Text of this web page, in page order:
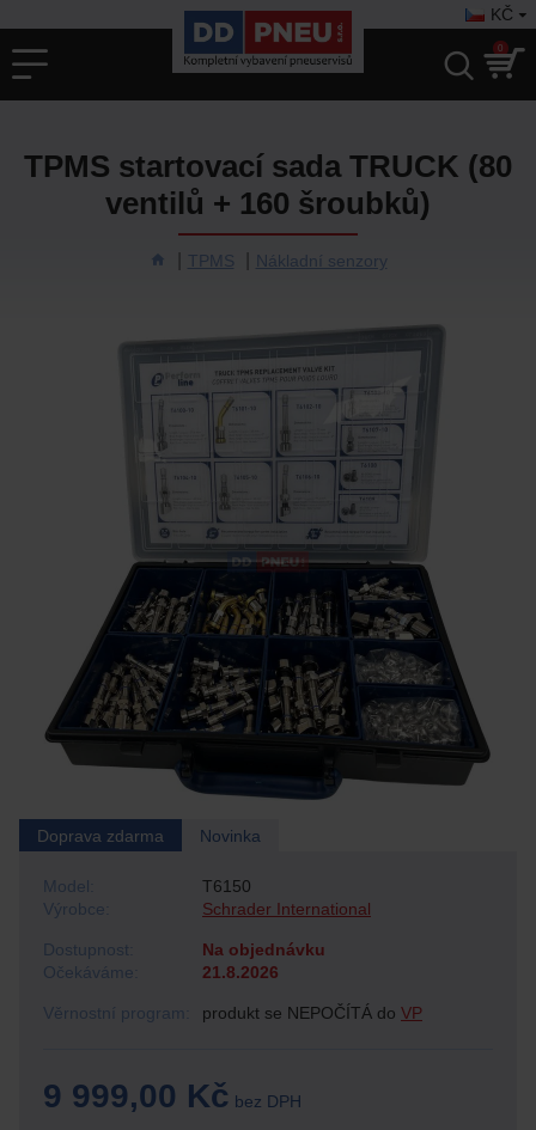
KČ
0
TPMS Nákladní senzory
TPMS startovací sada TRUCK (80
ventilů + 160 šroubků)
Novinka
Doprava zdarma
9 999,00 Kč bez DPH
Očekáváme: 21.8.2026
Věrnostní program: produkt se NEPOČÍTÁ do VP
Dostupnost: Na objednávku
Výrobce: Schrader International
Model: T6150